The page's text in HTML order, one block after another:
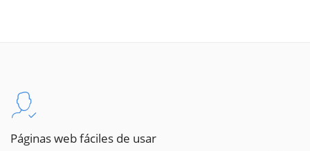
Páginas web fáciles de usar